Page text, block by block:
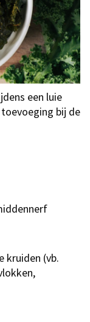
een luie
bij de
kruiden (vb.